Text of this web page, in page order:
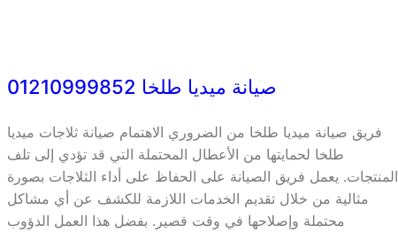
صيانة ميديا طلخا 01210999852
فريق صيانة ميديا طلخا من الضروري الاهتمام صيانة ثلاجات ميديا
طلخا لحمايتها من الأعطال المحتملة التي قد تؤدي إلى تلف
المنتجات. يعمل فريق الصيانة على الحفاظ على أداء الثلاجات بصورة
مثالية من خلال تقديم الخدمات اللازمة للكشف عن أي مشاكل
محتملة وإصلاحها في وقت قصير. بفضل هذا العمل الدؤوب